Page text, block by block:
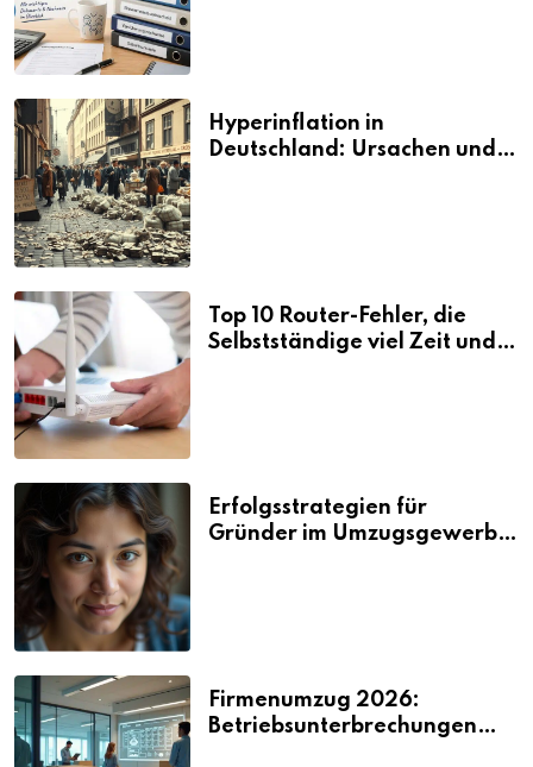
Hyperinflation in
Deutschland: Ursachen und
Top 10 Router-Fehler, die
Selbstständige viel Zeit und
Erfolgsstrategien für
Gründer im Umzugsgewerbe
Firmenumzug 2026:
Betriebsunterbrechungen